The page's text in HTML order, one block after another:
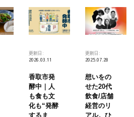
更新日:
2026.03.11
香取市発
酵中｜人
も食も文
化も“発酵
するま
更新日:
2025.07.28
想いをの
せた20代
飲食/店舗
経営のリ
アル。ひ